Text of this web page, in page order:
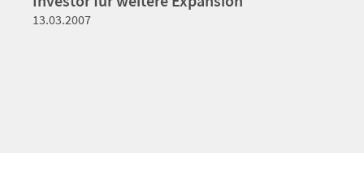
13.03.2007